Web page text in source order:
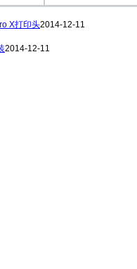
X打印头2014-12-11
2014-12-11